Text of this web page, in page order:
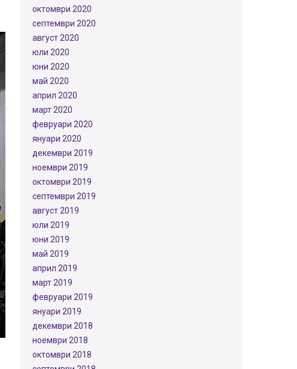
октомври 2020
септември 2020
август 2020
юли 2020
юни 2020
май 2020
април 2020
март 2020
февруари 2020
януари 2020
декември 2019
ноември 2019
октомври 2019
септември 2019
август 2019
юли 2019
юни 2019
май 2019
април 2019
март 2019
февруари 2019
януари 2019
декември 2018
ноември 2018
октомври 2018